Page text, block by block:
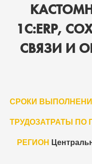
1С:ERP,
СВЯЗИ И
СРОКИ
ТРУДОЗАТРАТЫ ПО
РЕГИОН